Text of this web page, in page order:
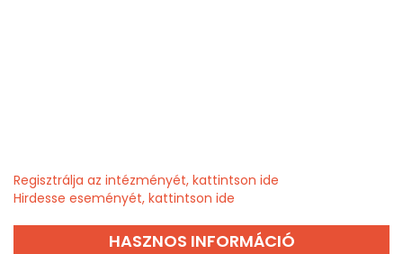
Regisztrálja az intézményét, kattintson ide
Hirdesse eseményét, kattintson ide
HASZNOS INFORMÁCIÓ